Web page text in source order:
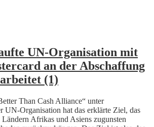
UN-Organisation mit
an der Abschaffung
(1)
Than Cash Alliance“ unter
UN-Organisation hat das erklärte Ziel, das
Afrikas und Asiens zugunsten